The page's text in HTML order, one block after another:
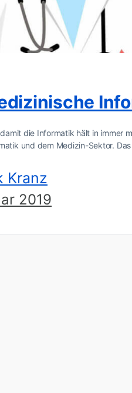
die Informatik hält in immer
und dem Medizin-Sektor.
Kranz
2019